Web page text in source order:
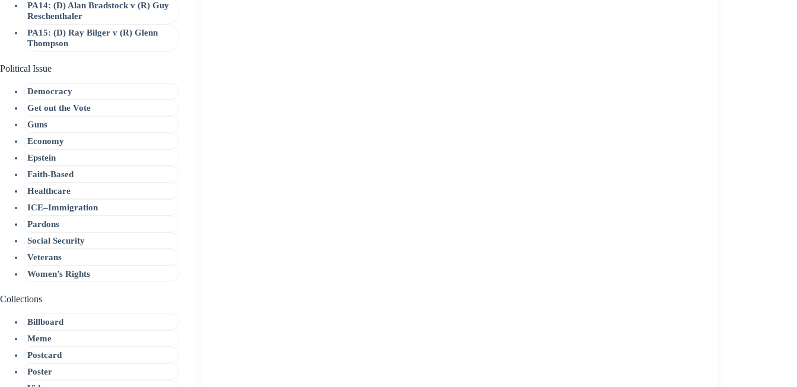
PA14: (D) Alan Bradstock v (R) Guy
Reschenthaler
PA15: (D) Ray Bilger v (R) Glenn
Thompson
Political Issue
Democracy
Get out the Vote
Guns
Economy
Epstein
Faith-Based
Healthcare
ICE–Immigration
Pardons
Social Security
Veterans
Women’s Rights
Collections
Billboard
Meme
Postcard
Poster